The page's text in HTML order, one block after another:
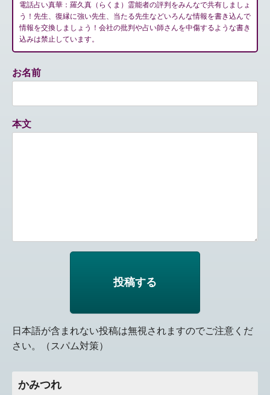
電話占い真華：羅久真（らくま）霊能者の評判をみんなで共有しましょ
う！先生、復縁に強い先生、当たる先生などいろんな情報を書き込んで
情報を交換しましょう！会社の批判や占い師さんを中傷するような書き
込みは禁止しています。
お名前
本文
日本語が含まれない投稿は無視されますのでご注意くだ
さい。（スパム対策）
かみつれ